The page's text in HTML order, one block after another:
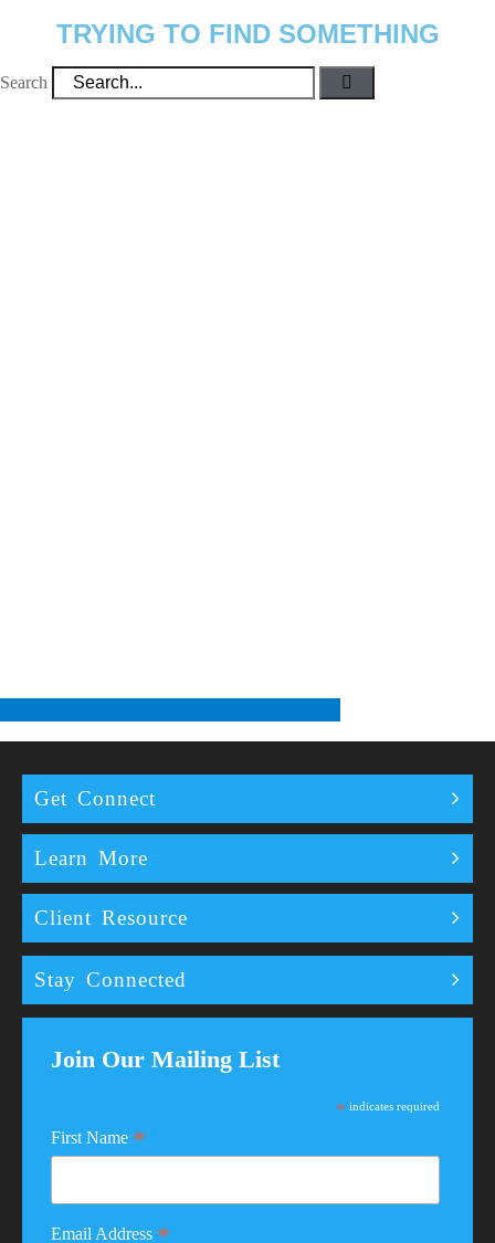
TRYING TO FIND SOMETHING
Search
Get Connect
Learn More
Client Resource
Stay Connected
Join Our Mailing List
* indicates required
First Name *
Email Address *